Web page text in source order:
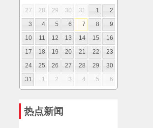
27 28 29 30 31 1
2
3
4 5 6 7 8
9
10
11 12 13 14 15
16
17
18 19 20 21 22
23
24
25 26 27 28 29
30
31
1 2 3 4 5 6
热点新闻